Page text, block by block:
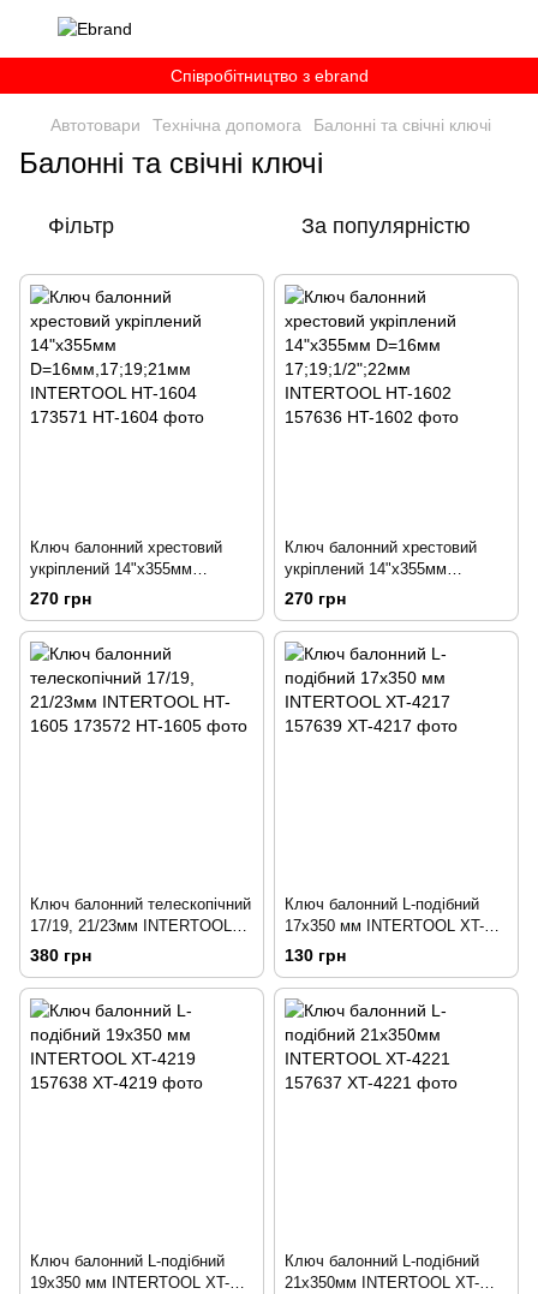
Співробітництво з ebrand
Автотовари Технічна допомога Балонні та свічні ключі
Балонні та свічні ключі
Фільтр За популярністю
Ключ балонний хрестовий
укріплений 14"x355мм
D=16мм,17;19;21мм
INTERTOOL HT-1604 173571
270 грн
Ключ балонний хрестовий
укріплений 14"x355мм
D=16мм 17;19;1/2";22мм
INTERTOOL HT-1602 157636
270 грн
Ключ балонний телескопічний
17/19, 21/23мм INTERTOOL
HT-1605 173572
380 грн
Ключ балонний L-подібний
17x350 мм INTERTOOL XT-
4217 157639
130 грн
Ключ балонний L-подібний
19x350 мм INTERTOOL XT-
Ключ балонний L-подібний
21x350мм INTERTOOL XT-